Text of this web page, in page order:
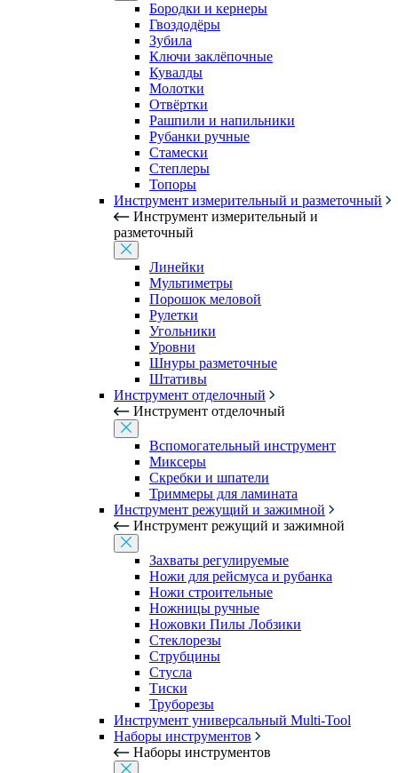
Бородки и кернеры
Гвоздодёры
Зубила
Ключи заклёпочные
Кувалды
Молотки
Отвёртки
Рашпили и напильники
Рубанки ручные
Стамески
Степлеры
Топоры
Инструмент измерительный и разметочный
Инструмент измерительный и
разметочный
Линейки
Мультиметры
Порошок меловой
Рулетки
Угольники
Уровни
Шнуры разметочные
Штативы
Инструмент отделочный
Инструмент отделочный
Вспомогательный инструмент
Миксеры
Скребки и шпатели
Триммеры для ламината
Инструмент режущий и зажимной
Инструмент режущий и зажимной
Захваты регулируемые
Ножи для рейсмуса и рубанка
Ножи строительные
Ножницы ручные
Ножовки Пилы Лобзики
Стеклорезы
Струбцины
Стусла
Тиски
Труборезы
Инструмент универсальный Multi-Tool
Наборы инструментов
Наборы инструментов